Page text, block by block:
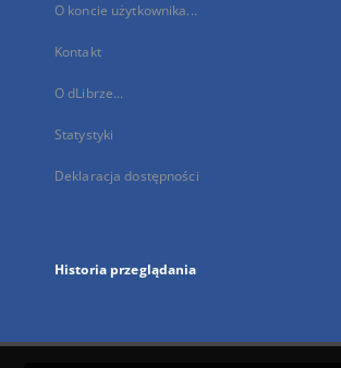
O koncie użytkownika...
Kontakt
O dLibrze...
Statystyki
Deklaracja dostępności
Historia przeglądania